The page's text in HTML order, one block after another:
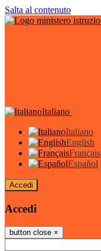
Salta al contenuto
Italiano
Italiano
English
Français
Español
Accedi
Accedi
button close ×